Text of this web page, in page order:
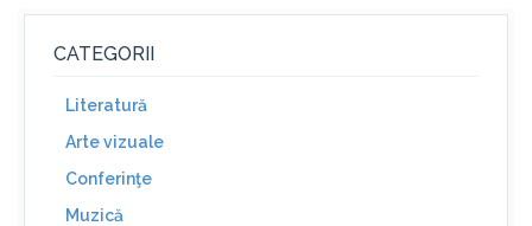
CATEGORII
Literatură
Arte vizuale
Conferinţe
Muzică